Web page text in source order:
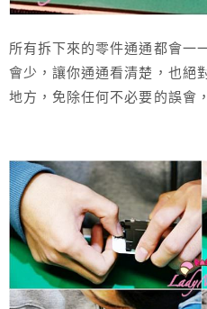
所有拆下來的零件通通都會一
會少，讓你通通看清楚，也絕
地方，免除任何不必要的誤會